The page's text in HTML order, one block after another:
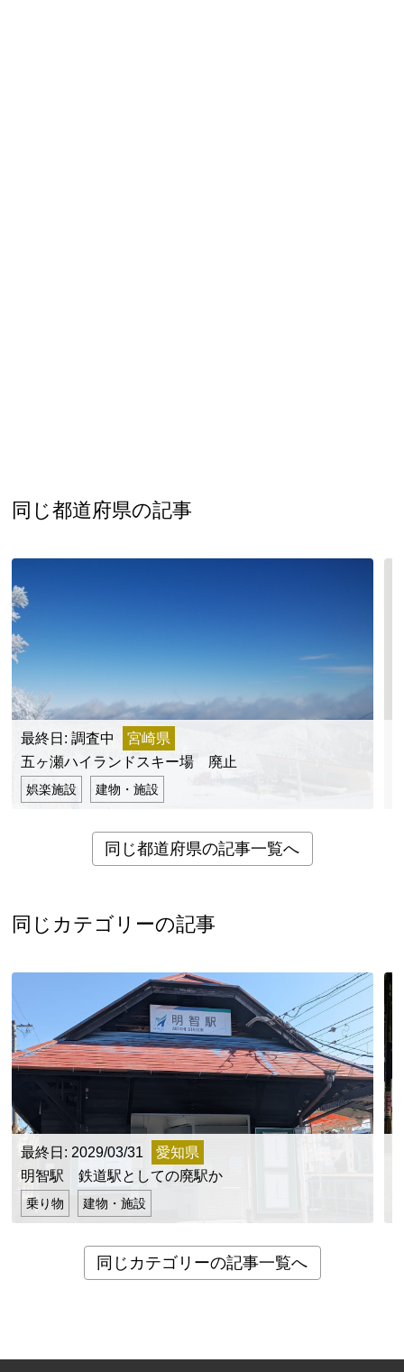
同じ都道府県の記事
最終日: 調査中
宮崎県
五ヶ瀬ハイランドスキー場 廃止
娯楽施設 建物・施設
同じ都道府県の記事一覧へ
同じカテゴリーの記事
最終日: 2029/03/31
愛知県
明智駅 鉄道駅としての廃駅か
乗り物 建物・施設
同じカテゴリーの記事一覧へ